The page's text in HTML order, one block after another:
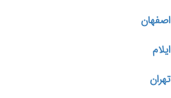
اصفهان
ایلام
تهران